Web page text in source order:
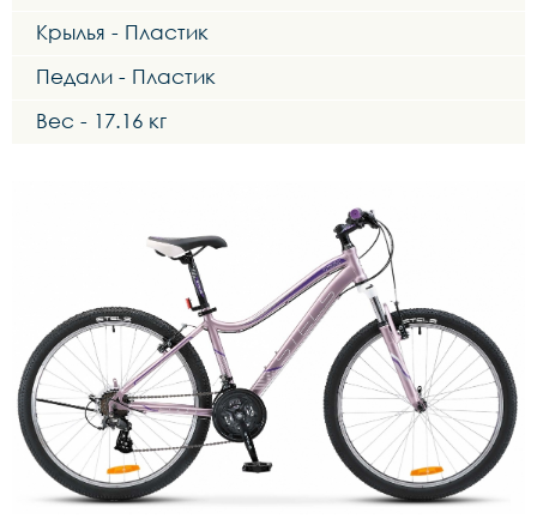
Крылья - Пластик
Педали - Пластик
Вес - 17.16 кг